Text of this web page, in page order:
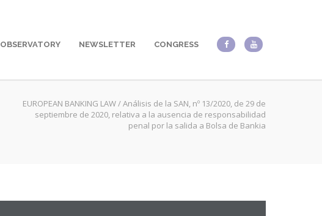
OBSERVATORY NEWSLETTER CONGRESS
EUROPEAN BANKING LAW/Análisis de la SAN, nº 13/2020, de 29 de
septiembre de 2020, relativa a la ausencia de responsabilidad
penal por la salida a Bolsa de Bankia